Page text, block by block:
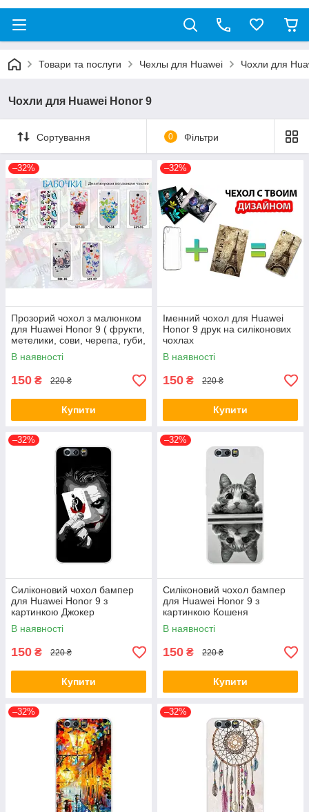
Товари та послуги Чехлы для Huawei Чохли для
Чохли для Huawei Honor 9
Сортування 0 Фільтри
–32%
Прозорий чохол з малюнком
для Huawei Honor 9 ( фрукти,
метелики, сови, черепа, губи,
тварини )
В наявності
150 ₴ 220 ₴
Купити
–32%
Іменний чохол для Huawei
Honor 9 друк на силіконових
чохлах
В наявності
150 ₴ 220 ₴
Купити
–32%
Силіконовий чохол бампер
для Huawei Honor 9 з
картинкою Джокер
В наявності
150 ₴ 220 ₴
Купити
–32%
Силіконовий чохол бампер
для Huawei Honor 9 з
картинкою Кошеня
В наявності
150 ₴ 220 ₴
Купити
–32% –32%